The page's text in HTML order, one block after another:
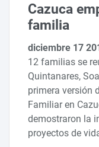
Cazuca
familia
diciembre 17
12 familias se
Quintanares,
primera versión
Familiar en
demostraron la
proyectos de